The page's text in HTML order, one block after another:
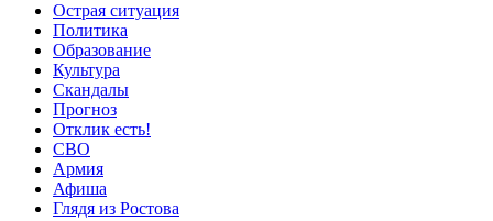
Острая ситуация
Политика
Образование
Культура
Скандалы
Прогноз
Отклик есть!
СВО
Армия
Афиша
Глядя из Ростова